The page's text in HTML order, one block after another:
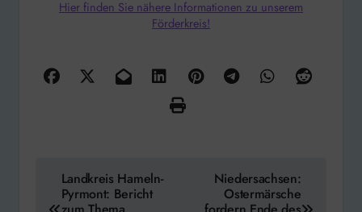
Hier finden Sie nähere Informationen zu unserem
Förderkreis!
Beitragsnavigation
Landkreis Hameln-
Pyrmont: Bericht
Niedersachsen:
Ostermärsche